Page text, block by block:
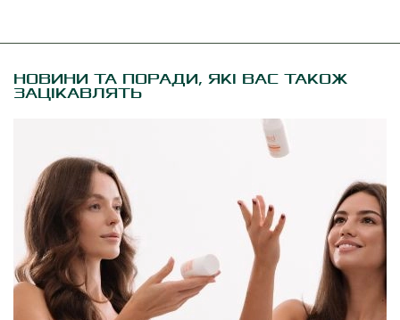
НОВИНИ ТА ПОРАДИ, ЯКІ ВАС ТАКОЖ
ЗАЦІКАВЛЯТЬ